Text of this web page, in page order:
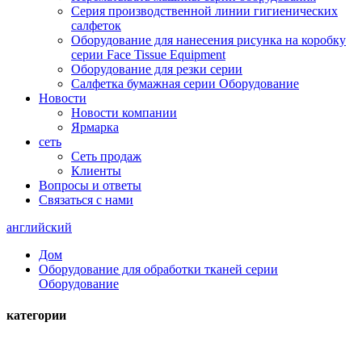
Серия производственной линии гигиенических
салфеток
Оборудование для нанесения рисунка на коробку
серии Face Tissue Equipment
Оборудование для резки серии
Салфетка бумажная серии Оборудование
Новости
Новости компании
Ярмарка
сеть
Сеть продаж
Клиенты
Вопросы и ответы
Связаться с нами
английский
Дом
Оборудование для обработки тканей серии
Оборудование
категории